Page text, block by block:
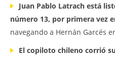
Juan Pablo Latrach está
número 13, por primera vez
navegando a Hernán Garcés
El copiloto chileno corrió